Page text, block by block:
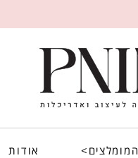
המומלצים> אודות